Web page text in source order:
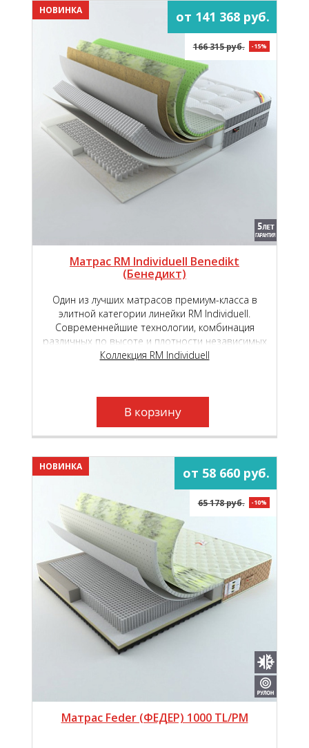
НОВИНКА от 141 368 руб.
166 315 руб. -15%
Матрас RM Individuell Benedikt
(Бенедикт)
Один из лучших матрасов премиум-класса в
элитной категории линейки RM Individuell.
Современнейшие технологии, комбинация
различных по высоте и плотности независимых
пружинных блоков и уникальные
Коллекция RM Individuell
В корзину
НОВИНКА от 58 660 руб.
65 178 руб. -10%
Матрас Feder (ФЕДЕР) 1000 TL/PM